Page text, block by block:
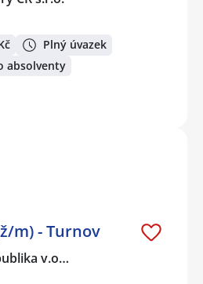
Plný úvazek
absolventy
m) - Turnov
v.o…